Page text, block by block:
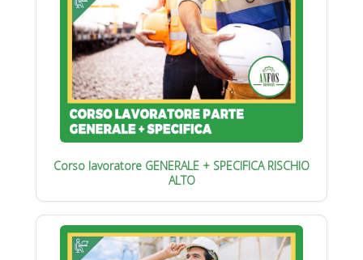
Corso lavoratore GENERALE + SPECIFICA RISCHIO
ALTO